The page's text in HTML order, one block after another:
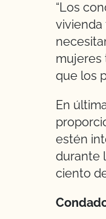
“Los
vivienda
mujeres
que los
En
estén
durante
ciento